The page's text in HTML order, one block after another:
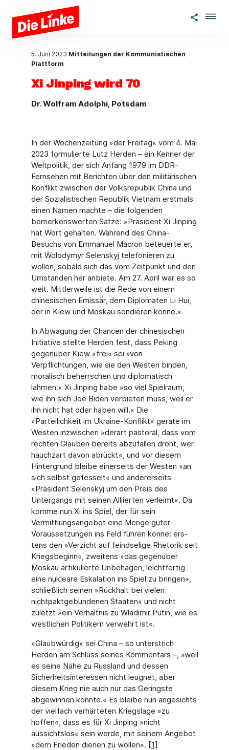
Zum Hauptinhalt springen
5. Juni 2023 Mitteilungen der Kommunistischen
Plattform
Xi Jinping wird 70
Dr. Wolfram Adolphi, Potsdam
In der Wochenzeitung »der Freitag« vom 4. Mai
2023 formulierte Lutz Herden – ein Kenner der
Weltpolitik, der sich Anfang 1979 im DDR-
Fernsehen mit Berichten über den militäri­schen
Konflikt zwischen der Volksrepublik China und
der Sozialistischen Republik Vietnam erstmals
einen Namen machte – die folgenden
bemerkenswerten Sätze: »Präsident Xi Jin­ping
hat Wort gehalten. Während des China-
Besuchs von Emmanuel Macron beteuerte er,
mit Wolodymyr Selenskyj telefonieren zu
wollen, sobald sich das vom Zeitpunkt und den
Umständen her anbiete. Am 27. April war es so
weit. Mittlerweile ist die Rede von einem
chinesischen Emissär, dem Diplomaten Li Hui,
der in Kiew und Moskau sondieren könne.«
In Abwägung der Chancen der chinesischen
Initiative stellte Herden fest, dass Peking
gegenüber Kiew »frei« sei »von
Verpflichtungen, wie sie den Westen binden,
moralisch be­herrschen und diplomatisch
lähmen.« Xi Jinping habe »so viel Spielraum,
wie ihn sich Joe Biden verbieten muss, weil er
ihn nicht hat oder haben will.« Die
»Parteilichkeit im Ukraine-Konflikt« gerate im
Westen inzwischen »derart pastoral, dass vom
rechten Glauben bereits abzufallen droht, wer
hauchzart davon abrückt«, und vor diesem
Hintergrund bleibe einer­seits der Westen »an
sich selbst gefesselt« und andererseits
»Präsident Selenskyj um den Preis des
Untergangs mit seinen Alliierten verleimt«. Da
komme nun Xi ins Spiel, der für sein
Vermittlungsangebot eine Menge guter
Voraussetzungen ins Feld führen könne: ers­
tens den »Verzicht auf feindselige Rhetorik seit
Kriegsbeginn«, zweitens »das gegenüber
Moskau artikulierte Unbehagen, leichtfertig
eine nukleare Eskalation ins Spiel zu bringen«,
schließlich seinen »Rückhalt bei vielen
nichtpaktgebundenen Staaten« und nicht
zuletzt »ein Verhältnis zu Wladimir Putin, wie es
westlichen Politikern verwehrt ist«.
»Glaubwürdig« sei China – so unterstrich
Herden am Schluss seines Kommentars –, »weil
es seine Nähe zu Russland und dessen
Sicherheitsinteressen nicht leugnet, aber
diesem Krieg nie auch nur das Geringste
abgewinnen konnte.« Es bleibe nun angesichts
der viel­fach verhärteten Kriegslage »zu
hoffen«, dass es für Xi Jinping »nicht
aussichtslos« sein werde, mit seinem Angebot
»dem Frieden dienen zu wollen«. [1]